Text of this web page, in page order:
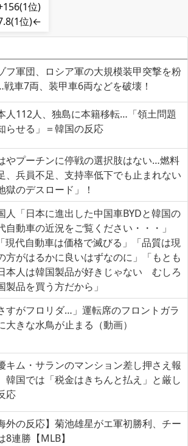
位)
位)←
フ軍団、ロシア軍の大規模装甲突撃を粉
車7両、装甲車6両などを破壊！
人112人、独島に本籍移転…「領土問題
らせる」＝韓国の反応
やプーチンに停戦の選択肢はない…燃料
、兵員不足、支持率低下でも止まれない
獄のデスロード」！
人「日本に進出した中国車BYDと韓国の
自動車の近況をご覧ください・・・」
現代自動車は価格で滅びる」「品質は現
方がはるかに良いはずなのに」「もとも
本人は韓国製品が好きじゃない むしろ
製品を買う方だから」
すがフロリダ…」運転席のフロントガラ
大きな水鳥が止まる（動画）
キム・サランのマンション差し押さえ報
韓国では「税金はきちんと払え」と厳し
応
外の反応】菊池雄星がエ軍初勝利、チー
8連勝【MLB】